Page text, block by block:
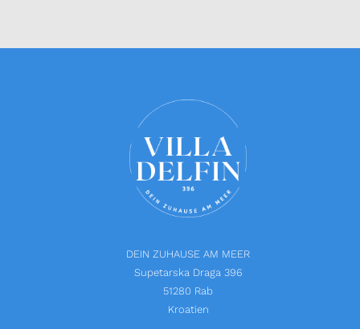
DEIN ZUHAUSE AM MEER
Supetarska Draga 396
51280 Rab
Kroatien